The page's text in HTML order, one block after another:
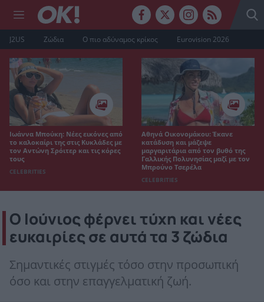
J2US Ζώδια Ο πιο αδύναμος κρίκος Eurovision 2026
Ιωάννα Μπούκη: Νέες εικόνες από
το καλοκαίρι της στις Κυκλάδες με
τον Αντώνη Σρόιτερ και τις κόρες
τους
CELEBRITIES
Αθηνά Οικονομάκου: Έκανε
κατάδυση και μάζεψε
μαργαριτάρια από τον βυθό της
Γαλλικής Πολυνησίας μαζί με τον
Μπρούνο Τσερέλα
CELEBRITIES
Ο Ιούνιος φέρνει τύχη και νέες
ευκαιρίες σε αυτά τα 3 ζώδια
Σημαντικές στιγμές τόσο στην προσωπική
όσο και στην επαγγελματική ζωή.